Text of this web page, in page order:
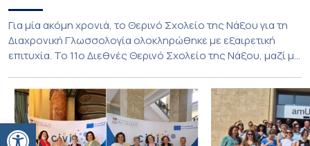
Ανοίξτε τη γραμμή εργαλείων
Για μία ακόμη χρονιά, το Θερινό Σχολείο της Νάξου για τη
Διαχρονική Γλωσσολογία ολοκληρώθηκε με εξαιρετική
επιτυχία. Το 11ο Διεθνές Θερινό Σχολείο της Νάξου, μαζί με
Linguistics in the 21st Century», διεξήχθη από τις 19 έως τις
25 Ιουλίου 2026 στο ιστορικό κτίριο της πρώην σχολής […]